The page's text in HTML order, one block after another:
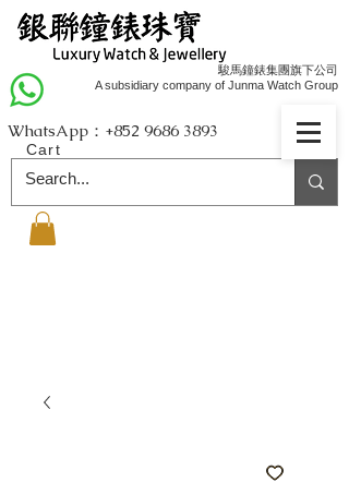
駿馬鐘錶集團旗下公司
A subsidiary company of Junma Watch Group
Cart
WhatsApp：+852 9686 3893